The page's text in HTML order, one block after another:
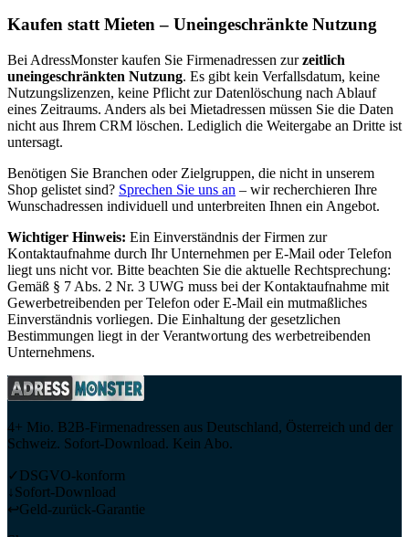
Kaufen statt Mieten – Uneingeschränkte Nutzung
Bei AdressMonster kaufen Sie Firmenadressen zur zeitlich
uneingeschränkten Nutzung. Es gibt kein Verfallsdatum, keine
Nutzungslizenzen, keine Pflicht zur Datenlöschung nach Ablauf
eines Zeitraums. Anders als bei Mietadressen müssen Sie die Daten
nicht aus Ihrem CRM löschen. Lediglich die Weitergabe an Dritte ist
untersagt.
Benötigen Sie Branchen oder Zielgruppen, die nicht in unserem
Shop gelistet sind? Sprechen Sie uns an – wir recherchieren Ihre
Wunschadressen individuell und unterbreiten Ihnen ein Angebot.
Wichtiger Hinweis: Ein Einverständnis der Firmen zur
Kontaktaufnahme durch Ihr Unternehmen per E-Mail oder Telefon
liegt uns nicht vor. Bitte beachten Sie die aktuelle Rechtsprechung:
Gemäß § 7 Abs. 2 Nr. 3 UWG muss bei der Kontaktaufnahme mit
Gewerbetreibenden per Telefon oder E-Mail ein mutmaßliches
Einverständnis vorliegen. Die Einhaltung der gesetzlichen
Bestimmungen liegt in der Verantwortung des werbetreibenden
Unternehmens.
4+ Mio. B2B-Firmenadressen aus Deutschland, Österreich und der
Schweiz. Sofort-Download. Kein Abo.
✓ DSGVO-konform
↓Sofort-Download
↩Geld-zurück-Garantie